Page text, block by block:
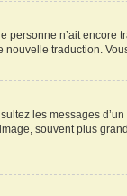
n’ait
traduction.
les messages
souvent plus